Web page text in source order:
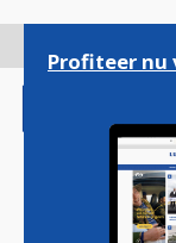
gaan
Profiteer nu